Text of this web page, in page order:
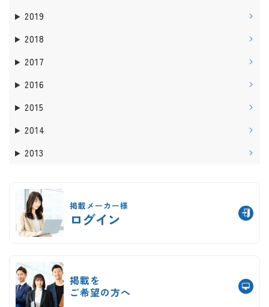
2019
2018
2017
2016
2015
2014
2013
掲載メーカー様
ログイン
掲載を
ご希望の方へ